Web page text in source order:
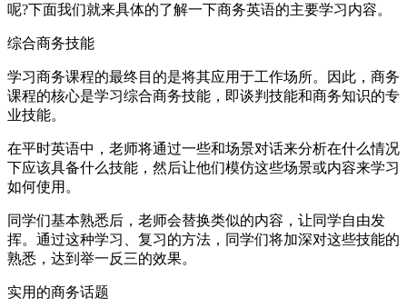
呢?下面我们就来具体的了解一下商务英语的主要学习内容。
综合商务技能
学习商务课程的最终目的是将其应用于工作场所。因此，商务
课程的核心是学习综合商务技能，即谈判技能和商务知识的专
业技能。
在平时英语中，老师将通过一些和场景对话来分析在什么情况
下应该具备什么技能，然后让他们模仿这些场景或内容来学习
如何使用。
同学们基本熟悉后，老师会替换类似的内容，让同学自由发
挥。通过这种学习、复习的方法，同学们将加深对这些技能的
熟悉，达到举一反三的效果。
实用的商务话题